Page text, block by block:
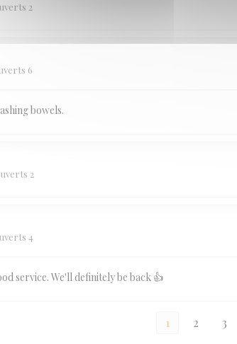
2
6
bowels.
2
4
service. We'll definitely be back 👍
1 2 3